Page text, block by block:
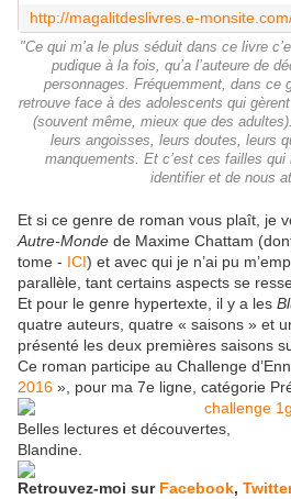
"Ce qui m’a le plus séduit dans ce livre
pudique à la fois, qu’a l’auteure de
personnages. Fréquemment, dans ce
retrouve face à des adolescents qui
(souvent même, mieux que des
leurs angoisses, leurs doutes, leurs
manquements. Et c’est ces failles qui
identifier et de nous
Et si ce genre de roman vous plaît, je
Autre-Monde de Maxime Chattam
tome - ICI) et avec qui je n’ai pu
parallèle, tant certains aspects se
Et pour le genre hypertexte, il y a les
quatre auteurs, quatre « saisons » et
présenté les deux premières saisons
Ce roman participe au Challenge
2016 », pour ma 7e ligne, catégorie
Belles lectures et découvertes,
Blandine.
Retrouvez-moi sur Facebook, Twitter